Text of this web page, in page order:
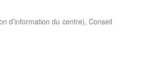
d’information du centre), Conseil